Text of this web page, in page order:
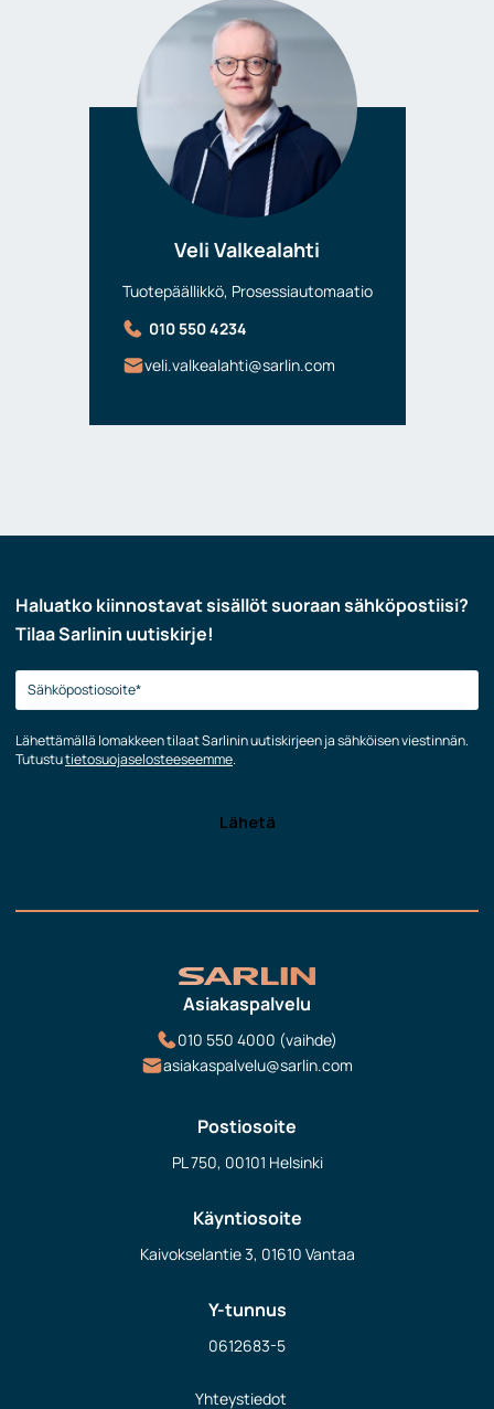
Veli Valkealahti
Tuotepäällikkö, Prosessiautomaatio
010 550 4234
veli.valkealahti@sarlin.com
Haluatko kiinnostavat sisällöt suoraan sähköpostiisi?
Tilaa Sarlinin uutiskirje!
Lähettämällä lomakkeen tilaat Sarlinin uutiskirjeen ja sähköisen viestinnän.
Tutustutietosuojaselosteeseemme.
Asiakaspalvelu
010 550 4000 (vaihde)
asiakaspalvelu@sarlin.com
Postiosoite
PL 750, 00101 Helsinki
Käyntiosoite
Kaivokselantie 3, 01610 Vantaa
Y-tunnus
0612683-5
Yhteystiedot